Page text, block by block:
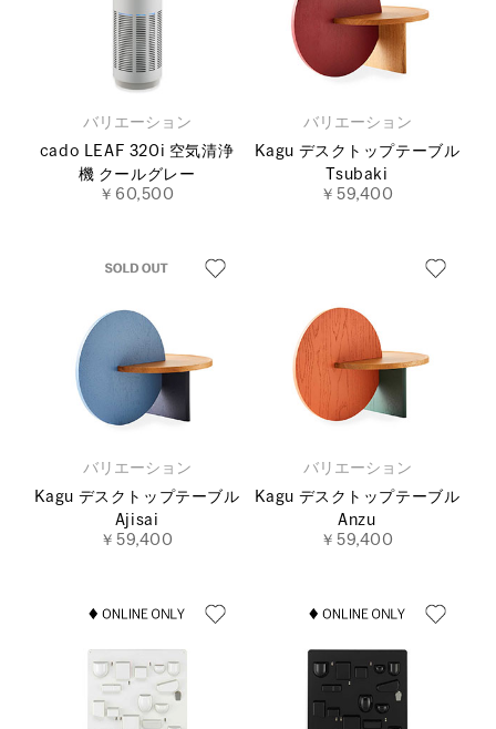
バリエーション
cado LEAF 320i 空気清浄
機 クールグレー
￥60,500
バリエーション
Kagu デスクトップテーブル
Tsubaki
￥59,400
バリエーション
Kagu デスクトップテーブル
Ajisai
￥59,400
バリエーション
Kagu デスクトップテーブル
Anzu
￥59,400